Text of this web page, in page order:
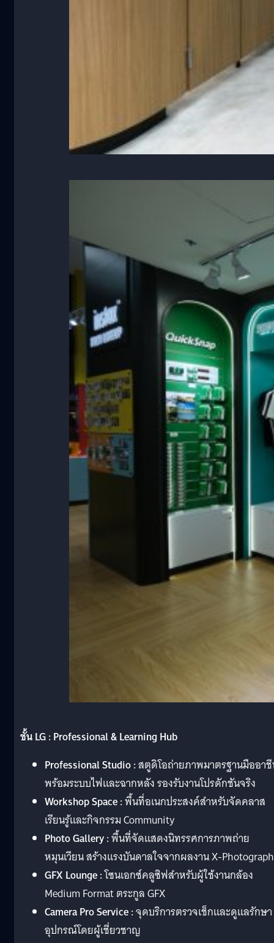
ชั้น LG : Professional & Learning Hub
Professional Studio :สตูดิโอถ่ายภาพมาตรฐานมืออา
พร้อมระบบไฟและฉากหลัง รองรับงานโปรดักชันจริง
Workshop Space :พื้นที่อเนกประสงค์สำหรับจัดคลาส
เรียนรู้และกิจกรรม Community
PhotoGallery :พื้นที่จัดแสดงนิทรรศการภาพถ่าย
หมุนเวียน สร้างแรงบันดาลใจจากผลงาน X-
GFX Lounge :โซนเอกซ์คลูซิฟสำหรับผู้ใช้งานกล้อง
Medium Format ตระกูล GFX
Camera Pro Service :จุดบริการตรวจเช็กและดูแลรักษา
อุปกรณ์โดยผู้เชี่ยวชาญ